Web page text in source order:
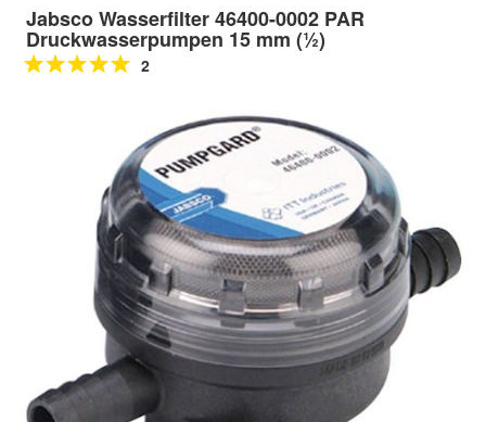
Jabsco Wasserfilter 46400-0002 PAR
Druckwasserpumpen 15 mm (½)
2